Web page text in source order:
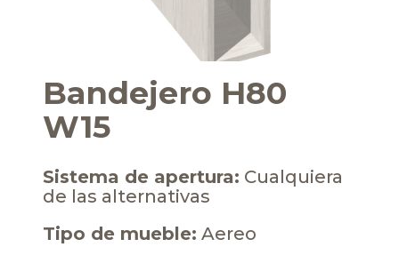
Bandejero H80
W15
Sistema de apertura: Cualquiera
de las alternativas
Tipo de mueble: Aereo